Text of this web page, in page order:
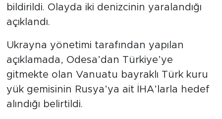
bildirildi. Olayda iki denizcinin yaralandığı
açıklandı.
Ukrayna yönetimi tarafından yapılan
açıklamada, Odesa’dan Türkiye’ye
gitmekte olan Vanuatu bayraklı Türk kuru
yük gemisinin Rusya’ya ait İHA’larla hedef
alındığı belirtildi.